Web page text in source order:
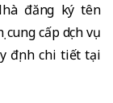
đăng ký tên
cấp dịch vụ
định chi tiết tại